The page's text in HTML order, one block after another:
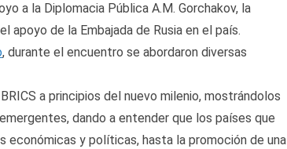
a la Diplomacia Pública A.M. Gorchakov, la
apoyo de la Embajada de Rusia en el país.
, durante el encuentro se abordaron diversas
a principios del nuevo milenio, mostrándolos
dando a entender que los países que
y políticas, hasta la promoción de una